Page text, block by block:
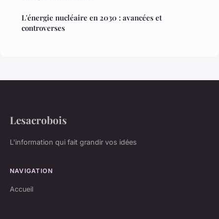
L'énergie nucléaire en 2030 : avancées et
controverses
Lesacrobois
L'information qui fait grandir vos idées
NAVIGATION
Accueil